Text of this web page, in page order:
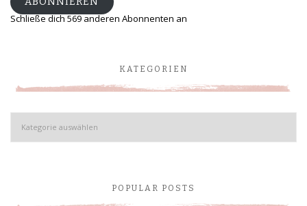
Schließe dich 569 anderen Abonnenten an
KATEGORIEN
Kategorien
POPULAR POSTS